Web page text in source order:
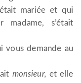
mariée et qui
s’était
vous demande au
monsieur, et elle